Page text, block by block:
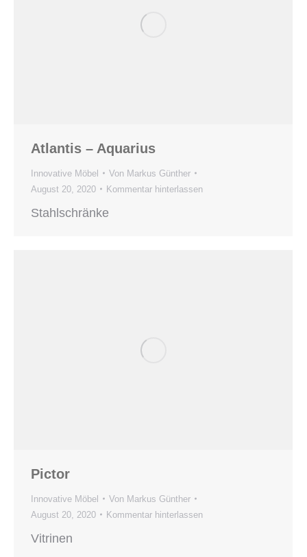
Atlantis – Aquarius
Innovative Möbel Von Markus Günther
August 20, 2020
Kommentar hinterlassen
Stahlschränke
Pictor
Innovative Möbel Von Markus Günther
August 20, 2020
Kommentar hinterlassen
Vitrinen